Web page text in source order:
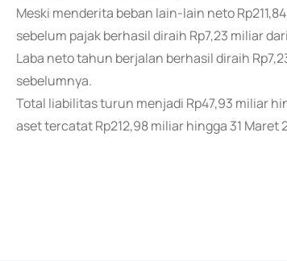
Meski menderita beban lain-lain neto
sebelum pajak berhasil diraih Rp7,23 miliar
Laba neto tahun berjalan berhasil diraih
sebelumnya.
Total liabilitas turun menjadi Rp47,93 miliar
aset tercatat Rp212,98 miliar hingga 31